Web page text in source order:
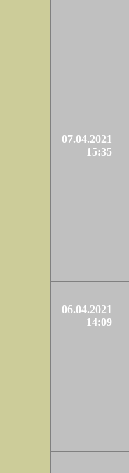
07.04.2021
15:35
06.04.2021
14:09